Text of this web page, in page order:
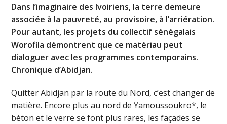
Dans l’imaginaire des Ivoiriens, la terre demeure
associée à la pauvreté, au provisoire, à l’arriération.
Pour autant, les projets du collectif sénégalais
Worofila démontrent que ce matériau peut
dialoguer avec les programmes contemporains.
Chronique d’Abidjan.
Quitter Abidjan par la route du Nord, c’est changer de
matière. Encore plus au nord de Yamoussoukro*, le
béton et le verre se font plus rares, les façades se